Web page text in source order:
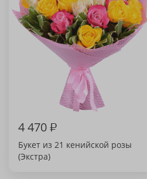
4 470₽
Букет из 21 кенийской розы
(Экстра)